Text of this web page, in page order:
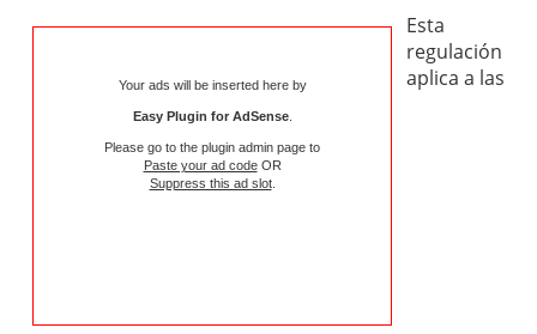
Your ads will be inserted here by
Easy Plugin for AdSense.
Please go to the plugin admin page to
Paste your ad codeOR
Suppress this ad slot.
Esta
regulación
aplica a las